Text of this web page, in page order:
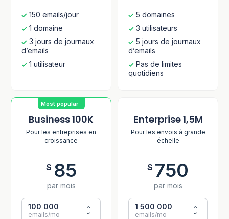
150 emails/jour
1 domaine
3 jours de journaux
d’emails
1 utilisateur
5 domaines
3 utilisateurs
5 jours de journaux
d’emails
Pas de limites
quotidiens
Most popular
Business 100K
Pour les entreprises en
croissance
$ 85
par mois
100 000
emails/mo
Enterprise 1,5M
Pour les envois à grande
échelle
$ 750
par mois
1 500 000
emails/mo